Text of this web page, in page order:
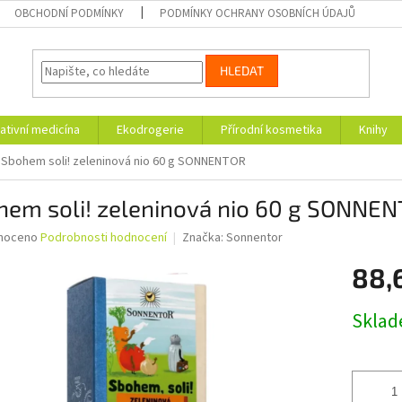
OBCHODNÍ PODMÍNKY PODMÍNKY OCHRANY OSOBNÍCH ÚDAJŮ
HLEDAT
medicína Ekodrogerie Přírodní kosmetika Knihy
Sbohem soli! zeleninová nio 60 g SONNENTOR
soli! zeleninová nio 60 g
Podrobnosti hodnocení Značka: Sonnentor
cena: